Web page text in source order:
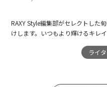
RAXY Style編集部がセレクトした
けします。いつもより輝けるキレ
ライ